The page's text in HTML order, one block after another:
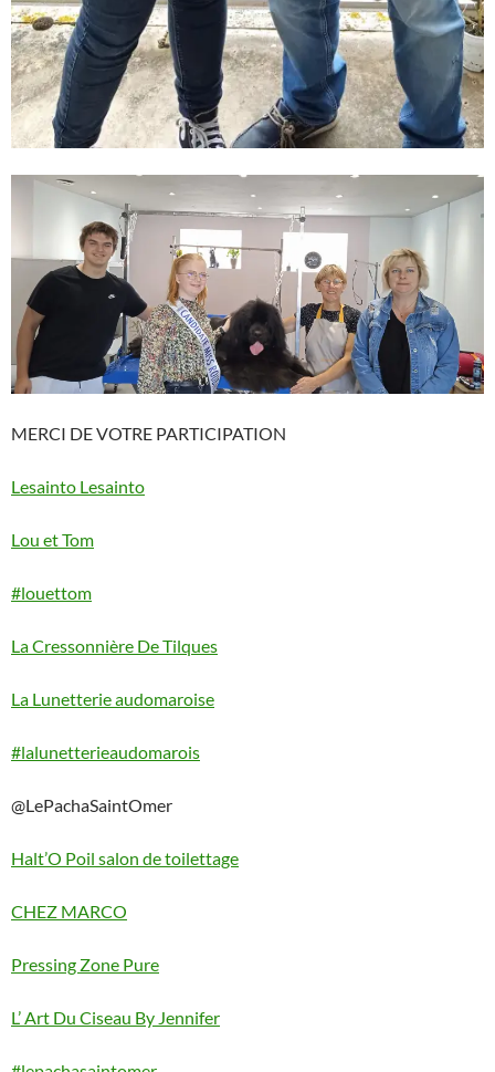
MERCI DE VOTRE PARTICIPATION
Lesainto Lesainto
Lou et Tom
#louettom
La Cressonnière De Tilques
La Lunetterie audomaroise
#lalunetterieaudomarois
@LePachaSaintOmer
Halt’O Poil salon de toilettage
CHEZ MARCO
Pressing Zone Pure
L’ Art Du Ciseau By Jennifer